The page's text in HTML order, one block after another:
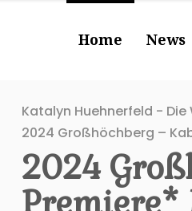
Home News
Katalyn Huehnerfeld -
2024 Großhöchberg –
2024